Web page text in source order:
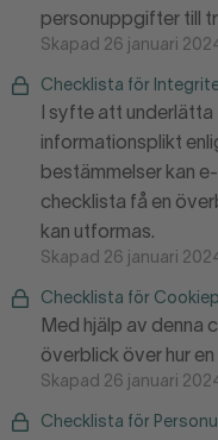
personuppgifter till
Skapad 26 januari
Checklista för
I syfte att
informationsplikt
bestämmelser kan
checklista få en
kan utformas.
Skapad 26 januari
Checklista för
Med hjälp av denna
överblick över hur
Skapad 26 januari
Checklista för